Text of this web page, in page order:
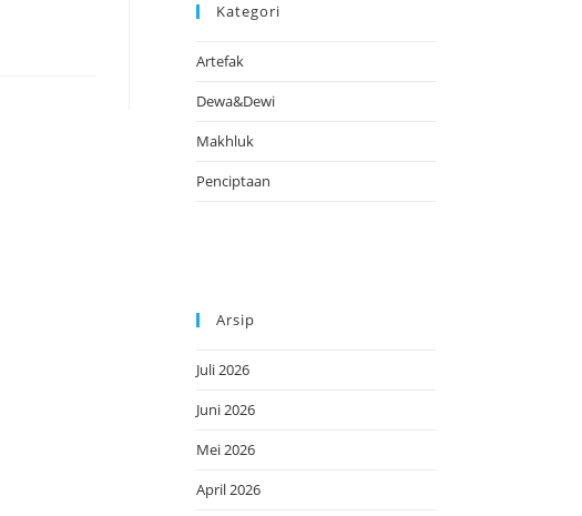
Kategori
Artefak
Dewa&Dewi
Makhluk
Penciptaan
Arsip
Juli 2026
Juni 2026
Mei 2026
April 2026